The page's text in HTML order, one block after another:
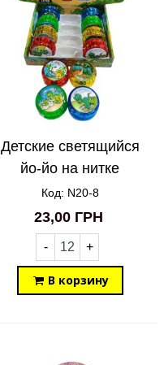
Детские светящийся
йо-йо на нитке
Динозавры N20-8
Код: N20-8
23,00 ГРН
- +
В корзину